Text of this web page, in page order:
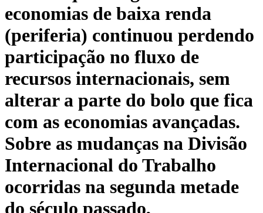
economias de baixa renda
(periferia) continuou perdendo
participação no fluxo de
recursos internacionais, sem
alterar a parte do bolo que fica
com as economias avançadas.
Sobre as mudanças na Divisão
Internacional do Trabalho
ocorridas na segunda metade
do século passado,